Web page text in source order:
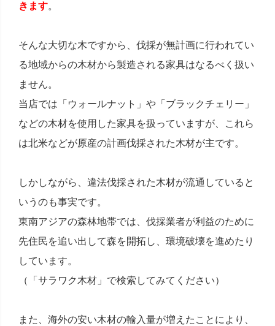
きます。
そんな大切な木ですから、伐採が無計画に行われてい
る地域からの木材から製造される家具はなるべく扱い
ません。
当店では「ウォールナット」や「ブラックチェリー」
などの木材を使用した家具を扱っていますが、これら
は北米などが原産の計画伐採された木材が主です。
しかしながら、違法伐採された木材が流通していると
いうのも事実です。
東南アジアの森林地帯では、伐採業者が利益のために
先住民を追い出して森を開拓し、環境破壊を進めたり
しています。
（「サラワク木材」で検索してみてください）
また、海外の安い木材の輸入量が増えたことにより、